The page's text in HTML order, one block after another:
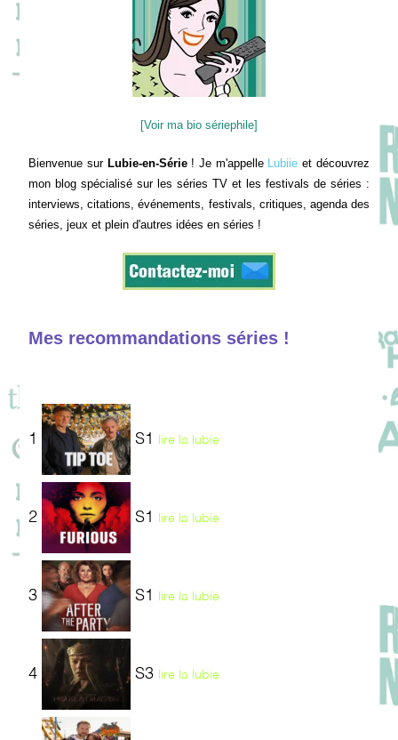
[Voir ma bio sériephile]
Bienvenue sur Lubie-en-Série! Je m'appelle Lubiie et découvrez
mon blog spécialisé sur les séries TV et les festivals de séries :
interviews, citations, événements, festivals, critiques, agenda des
séries, jeux et plein d'autres idées en séries !
Mes recommandations séries !
1 S1 lire la lubie
2 S1 lire la lubie
3 S1 lire la lubie
4 S3 lire la lubie